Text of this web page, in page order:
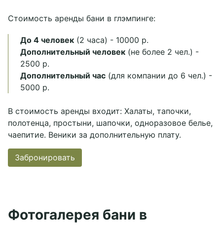
Стоимость аренды бани в глэмпинге:
До 4 человек (2 часа) - 10000 р.
Дополнительный человек (не более 2 чел.) -
2500 р.
Дополнительный час (для компании до 6 чел.) -
5000 р.
В стоимость аренды входит: Халаты, тапочки,
полотенца, простыни, шапочки, одноразовое белье,
чаепитие. Веники за дополнительную плату.
Забронировать
Фотогалерея бани в